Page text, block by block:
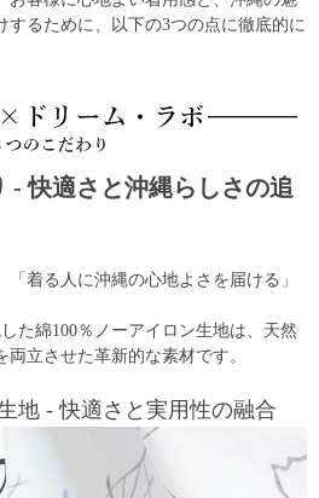
するために、以下の3つの点に徹底的に
- 快適さと沖縄らしさの追
「着る人に沖縄の心地よさを届ける」
た綿100％ノーアイロン生地は、天然
立させた革新的な素材です。
地 - 快適さと実用性の融合